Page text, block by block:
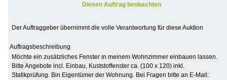
Diesen Auftrag beobachten
Der Auftraggeber übernimmt die volle Verantwortung für diese Auktion
Auftragsbeschreibung
Möchte ein zusätzliches Fenster in meinem Wohnzimmer einbauen lassen.
Bitte Angebote incl. Einbau, Kuststoffenster ca. (100 x 120) inkl.
Statikprüfung. Bin Eigentümer der Wohnung. Bei Fragen bitte an E-Mail: